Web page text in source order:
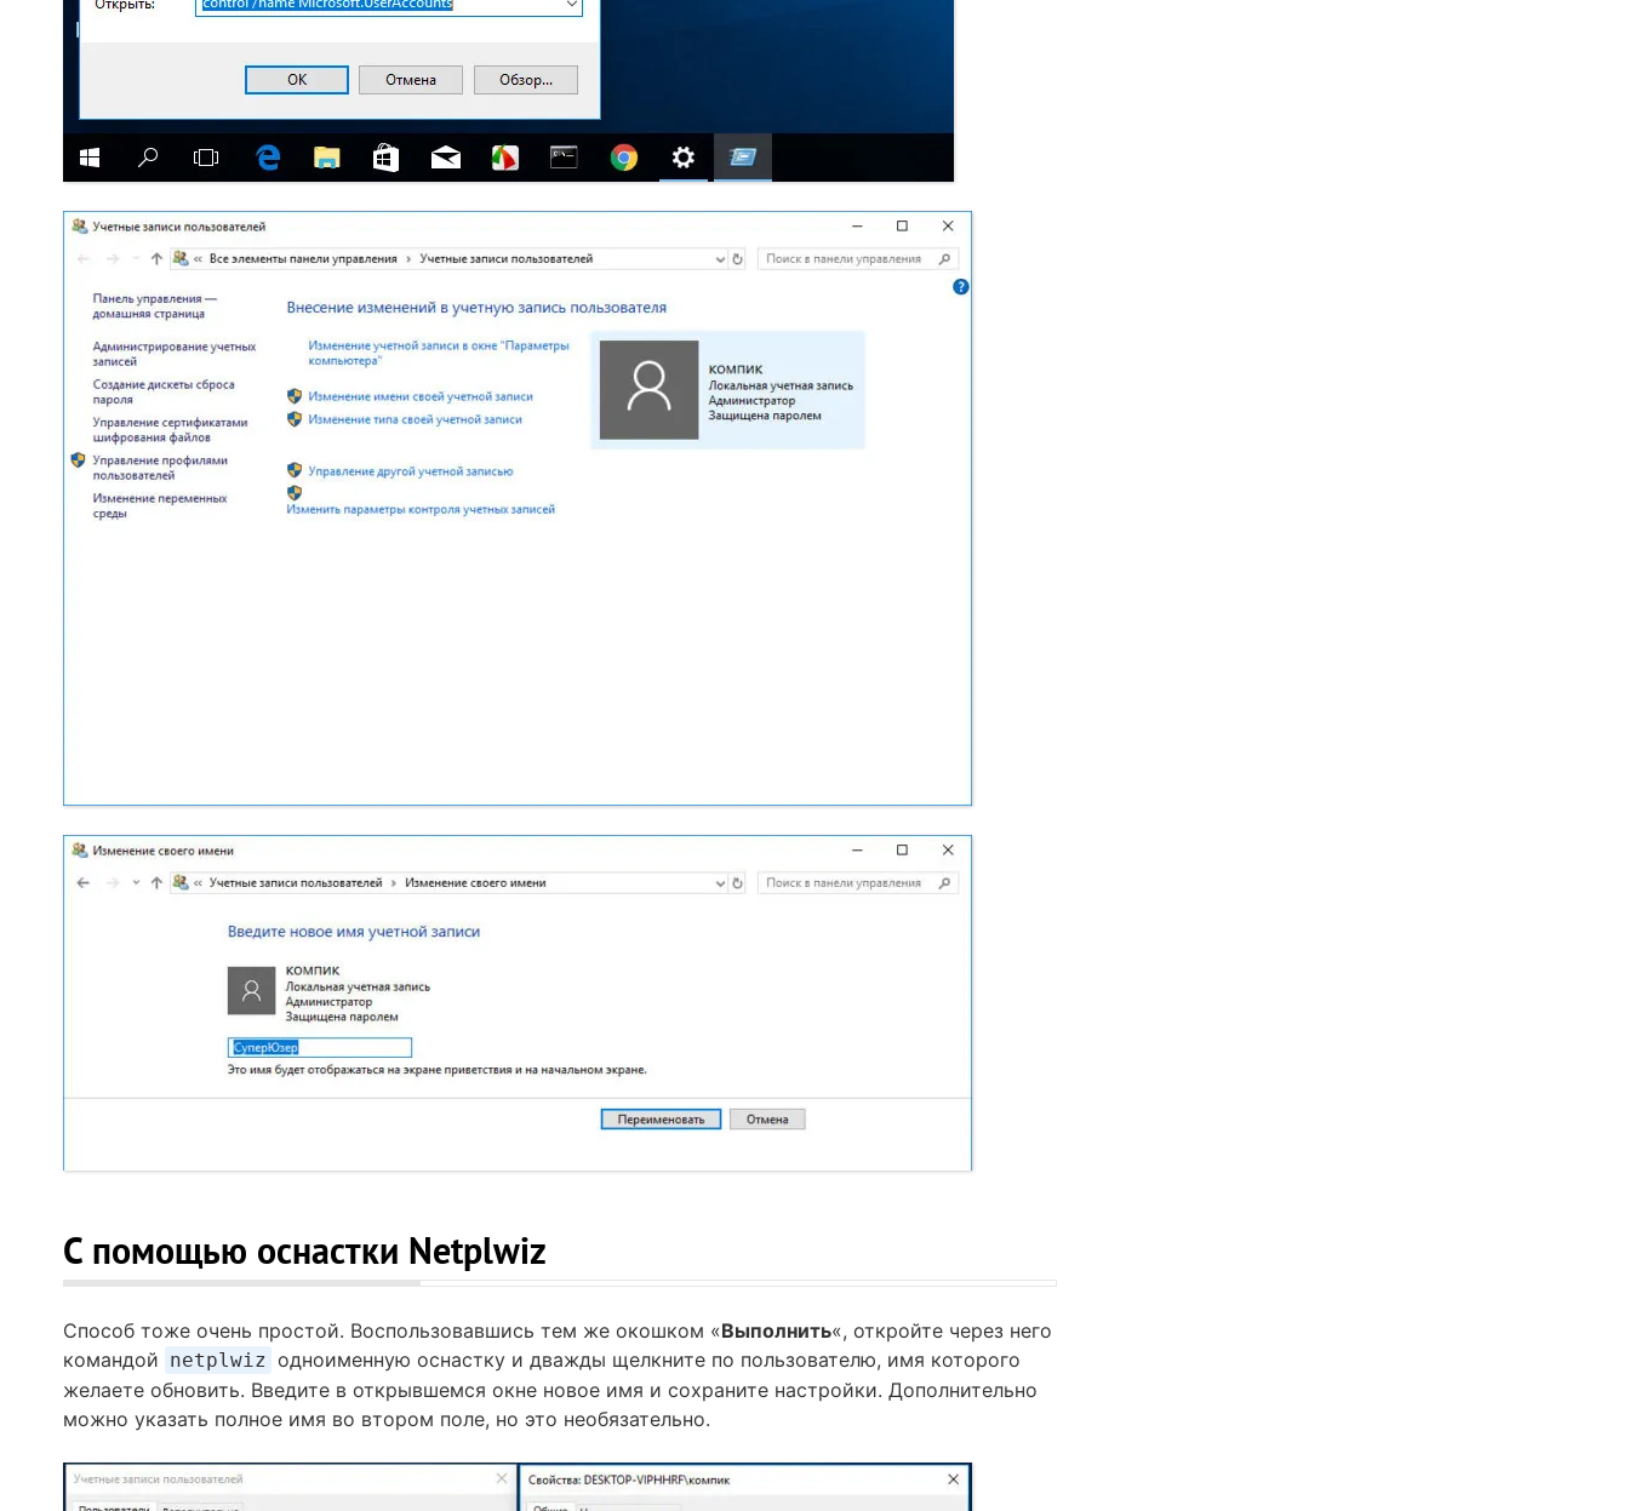
С помощью оснастки Netplwiz
Способ тоже очень простой. Воспользовавшись тем же окошком «Выполнить«, откройте через него
командой netplwiz одноименную оснастку и дважды щелкните по пользователю, имя которого
желаете обновить. Введите в открывшемся окне новое имя и сохраните настройки. Дополнительно
можно указать полное имя во втором поле, но это необязательно.